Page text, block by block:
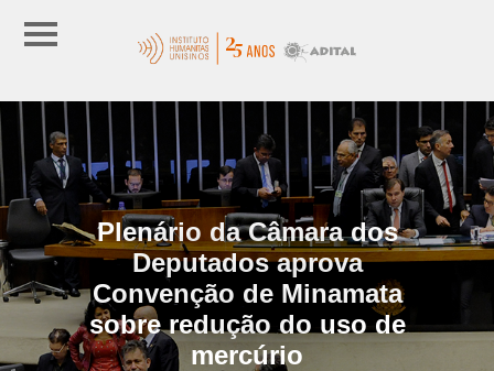
Plenário da Câmara dos
Deputados aprova
Convenção de Minamata
sobre redução do uso de
mercúrio